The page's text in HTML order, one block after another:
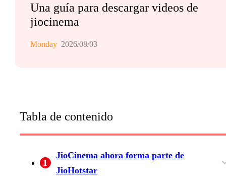
Una guía para descargar videos de
jiocinema
Monday 2026/08/03
Tabla de contenido
1
JioCinema ahora forma parte de
JioHotstar